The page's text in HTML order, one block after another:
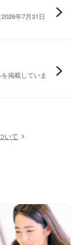
年7月31日
掲載していま
いて